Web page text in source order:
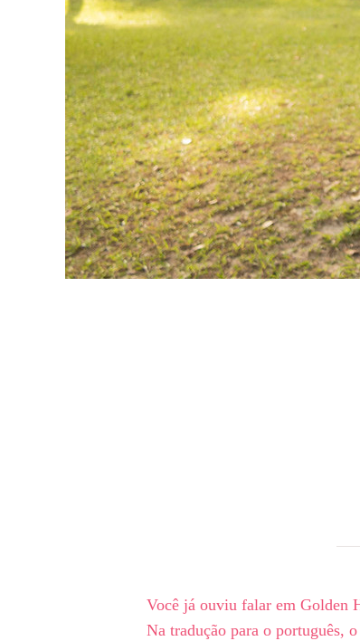
Você já ouviu falar em Golden
Na tradução para o português,